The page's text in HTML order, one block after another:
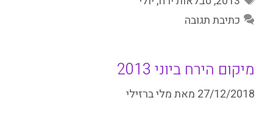
כתיבת תגובה
מיקום הירח ביוני 2013
27/12/2018 מאתמלי ברזילי